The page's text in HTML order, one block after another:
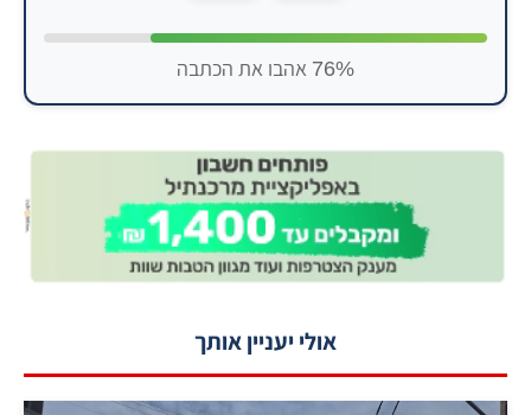
76% אהבו את הכתבה
אולי יעניין אותך